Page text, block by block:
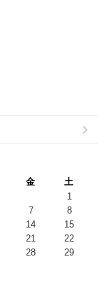
金
土
1
7
8
14
15
21
22
28
29